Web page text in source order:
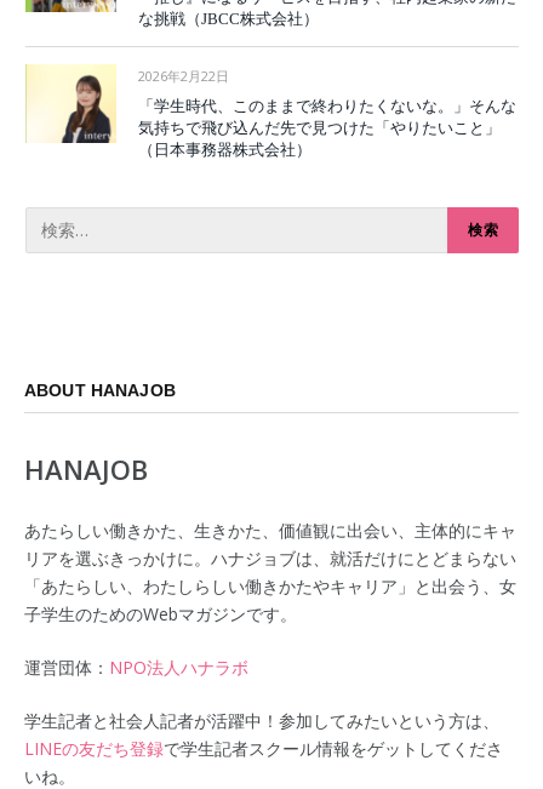
な挑戦（JBCC株式会社）
2026年2月22日
「学生時代、このままで終わりたくないな。」そんな
気持ちで飛び込んだ先で見つけた「やりたいこと」
（日本事務器株式会社）
ABOUT HANAJOB
HANAJOB
あたらしい働きかた、生きかた、価値観に出会い、主体的にキャ
リアを選ぶきっかけに。ハナジョブは、就活だけにとどまらない
「あたらしい、わたしらしい働きかたやキャリア」と出会う、女
子学生のためのWebマガジンです。
運営団体： NPO法人ハナラボ
学生記者と社会人記者が活躍中！参加してみたいという方は、
LINEの友だち登録で学生記者スクール情報をゲットしてくださ
いね。